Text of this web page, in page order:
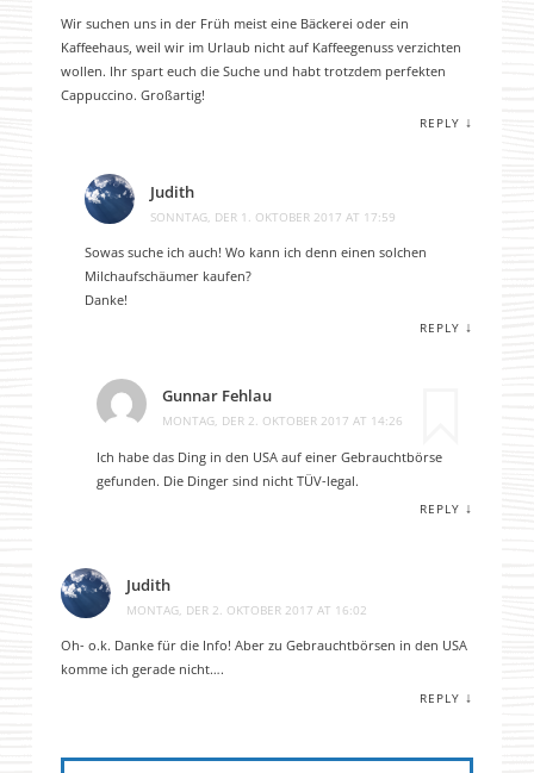
Wir suchen uns in der Früh meist eine Bäckerei oder ein
Kaffeehaus, weil wir im Urlaub nicht auf Kaffeegenuss verzichten
wollen. Ihr spart euch die Suche und habt trotzdem perfekten
Cappuccino. Großartig!
REPLY ↓
Judith
SONNTAG, DER 1. OKTOBER 2017 AT 17:59
Sowas suche ich auch! Wo kann ich denn einen solchen
Milchaufschäumer kaufen?
Danke!
REPLY ↓
Gunnar Fehlau
MONTAG, DER 2. OKTOBER 2017 AT 14:26
Ich habe das Ding in den USA auf einer Gebrauchtbörse
gefunden. Die Dinger sind nicht TÜV-legal.
REPLY ↓
Judith
MONTAG, DER 2. OKTOBER 2017 AT 16:02
Oh- o.k. Danke für die Info! Aber zu Gebrauchtbörsen in den USA
komme ich gerade nicht….
REPLY ↓